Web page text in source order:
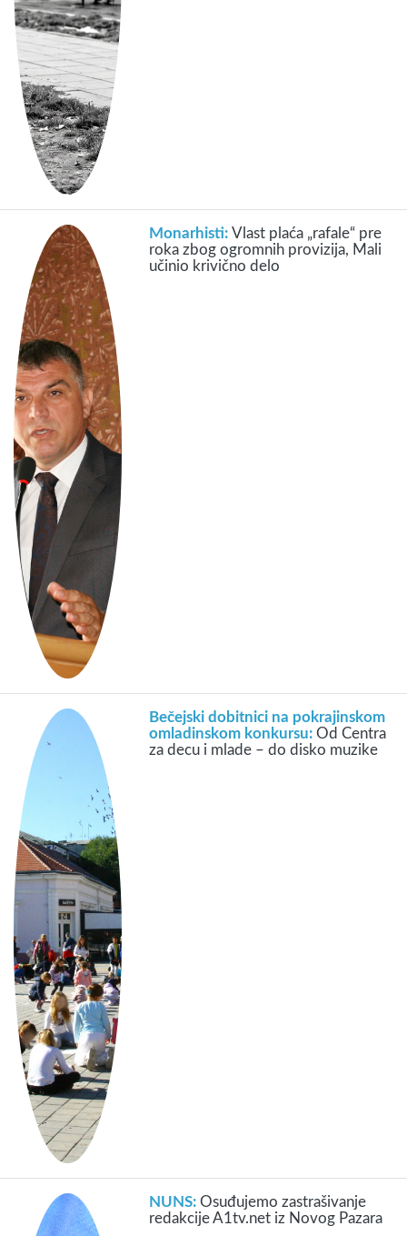
Monarhisti:Vlast plaća „rafale“ pre
roka zbog ogromnih provizija, Mali
učinio krivično delo
Bečejski dobitnici na pokrajinskom
omladinskom konkursu:Od Centra
za decu i mlade – do disko muzike
NUNS:Osuđujemo zastrašivanje
redakcije A1tv.net iz Novog Pazara